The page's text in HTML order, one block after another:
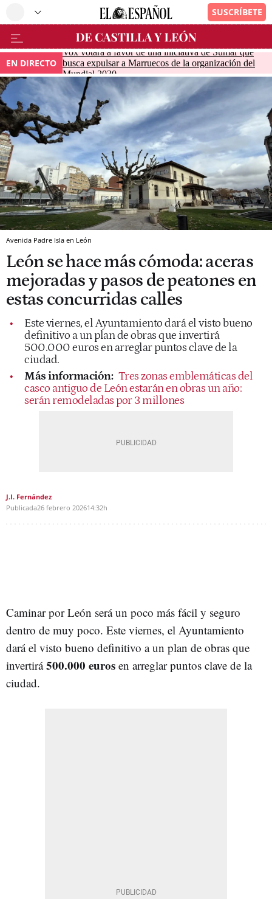
EN DIRECTO
Vox votará a favor de una iniciativa de Sumar que
busca expulsar a Marruecos de la organización del
Mundial 2030
Avenida Padre Isla en León
León se hace más cómoda: aceras
mejoradas y pasos de peatones en
estas concurridas calles
Este viernes, el Ayuntamiento dará el visto bueno
definitivo a un plan de obras que invertirá
500.000 euros en arreglar puntos clave de la
ciudad.
Más información: Tres zonas emblemáticas del
casco antiguo de León estarán en obras un año:
serán remodeladas por 3 millones
J.I. Fernández
Publicada26 febrero 202614:32h
Caminar por León será un poco más fácil y seguro
dentro de muy poco. Este viernes, el Ayuntamiento
dará el visto bueno definitivo a un plan de obras que
invertirá500.000 euros en arreglar puntos clave de la
ciudad.